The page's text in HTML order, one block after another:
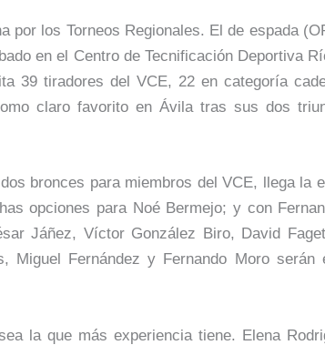
por los Torneos Regionales. El de espada
en el Centro de Tecnificación Deportiva
39 tiradores del VCE, 22 en categoría
claro favorito en Ávila tras sus dos
bronces para miembros del VCE, llega la
opciones para Noé Bermejo; y con
Jáñez, Víctor González Biro, David
Miguel Fernández y Fernando Moro serán
la que más experiencia tiene. Elena